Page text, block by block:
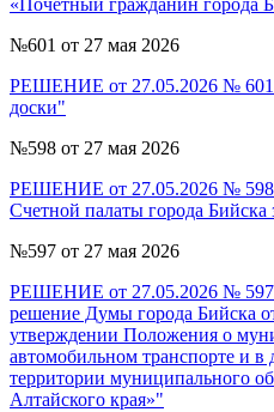
«Почётный гражданин города
№601 от 27 мая 2026
РЕШЕНИЕ от 27.05.2026 № 601
доски"
№598 от 27 мая 2026
РЕШЕНИЕ от 27.05.2026 № 598
Счетной палаты города Бийска
№597 от 27 мая 2026
РЕШЕНИЕ от 27.05.2026 № 597
решение Думы города Бийска
утверждении Положения о
автомобильном транспорте и в
территории муниципального
Алтайского края»"